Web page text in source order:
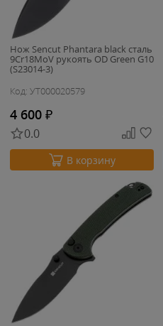
Нож Sencut Phantara black сталь
9Cr18MoV рукоять OD Green G10
(S23014-3)
Код: УТ000020579
4 600 ₽
0.0
В корзину